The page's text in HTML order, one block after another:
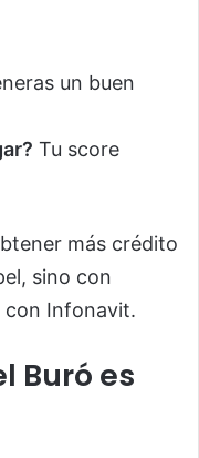
un buen
Tu score
más crédito
sino con
con Infonavit.
Buró es